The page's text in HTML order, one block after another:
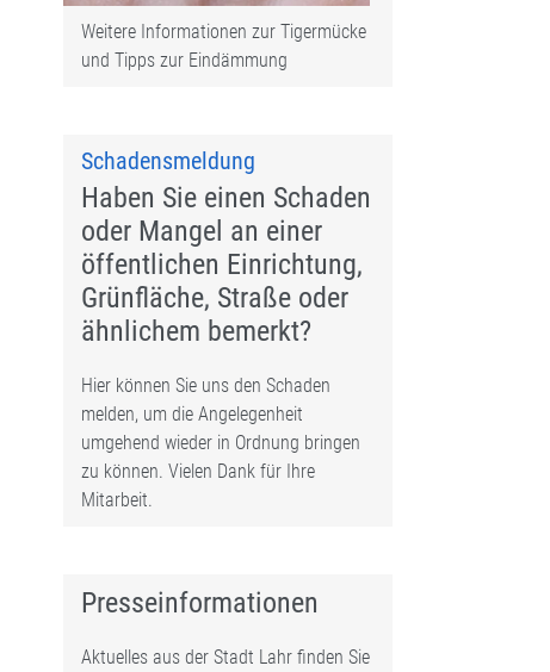
Weitere Informationen zur Tigermücke
und Tipps zur Eindämmung
Schadensmeldung
Haben Sie einen Schaden
oder Mangel an einer
öffentlichen Einrichtung,
Grünfläche, Straße oder
ähnlichem bemerkt?
Hier können Sie uns den Schaden
melden, um die Angelegenheit
umgehend wieder in Ordnung bringen
zu können. Vielen Dank für Ihre
Mitarbeit.
Presseinformationen
Aktuelles aus der Stadt Lahr finden Sie